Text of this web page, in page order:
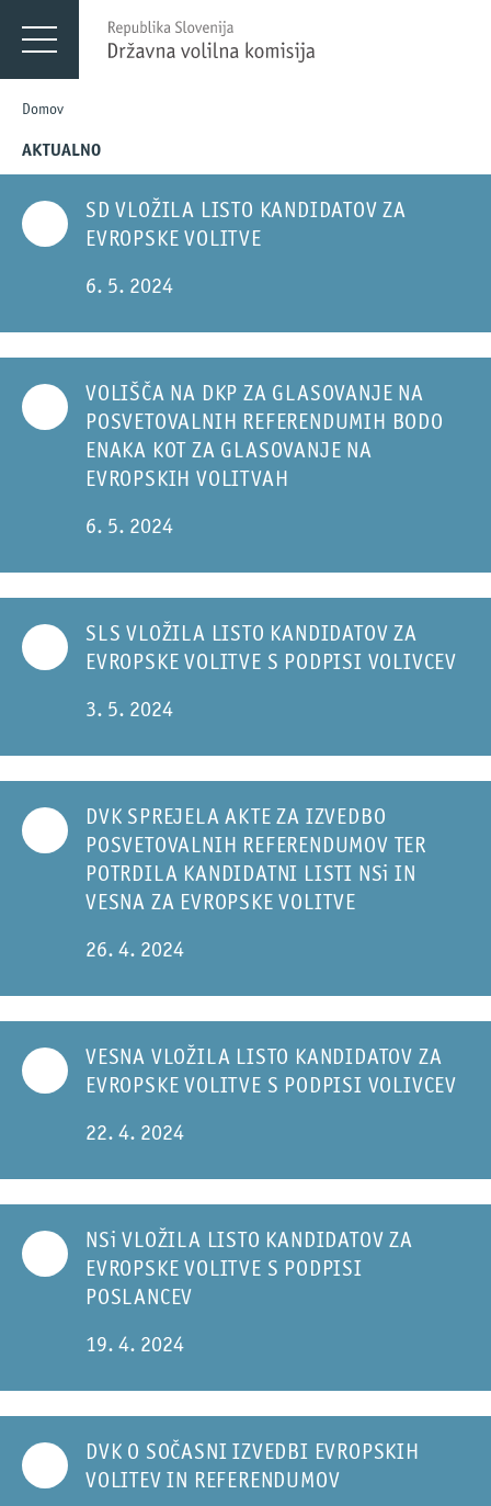
DVK
Domov
AKTUALNO
SD VLOŽILA LISTO KANDIDATOV ZA
EVROPSKE VOLITVE
6. 5. 2024
VOLIŠČA NA DKP ZA GLASOVANJE NA
POSVETOVALNIH REFERENDUMIH BODO
ENAKA KOT ZA GLASOVANJE NA
EVROPSKIH VOLITVAH
6. 5. 2024
SLS VLOŽILA LISTO KANDIDATOV ZA
EVROPSKE VOLITVE S PODPISI VOLIVCEV
3. 5. 2024
DVK SPREJELA AKTE ZA IZVEDBO
POSVETOVALNIH REFERENDUMOV TER
POTRDILA KANDIDATNI LISTI NSi IN
VESNA ZA EVROPSKE VOLITVE
26. 4. 2024
VESNA VLOŽILA LISTO KANDIDATOV ZA
EVROPSKE VOLITVE S PODPISI VOLIVCEV
22. 4. 2024
NSi VLOŽILA LISTO KANDIDATOV ZA
EVROPSKE VOLITVE S PODPISI
POSLANCEV
19. 4. 2024
DVK O SOČASNI IZVEDBI EVROPSKIH
VOLITEV IN REFERENDUMOV